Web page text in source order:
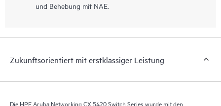
und Behebung mit NAE.
Zukunftsorientiert mit erstklassiger Leistung
Die HPE Aruba Networking CX 5420 Switch Series wurde mit den